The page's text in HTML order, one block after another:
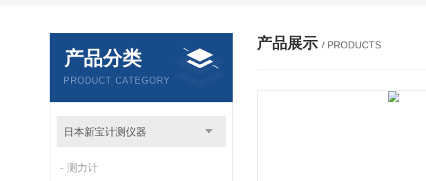
产品分类
PRODUCT CATEGORY
日本新宝计测仪器
测力计
产品展示 / PRODUCTS